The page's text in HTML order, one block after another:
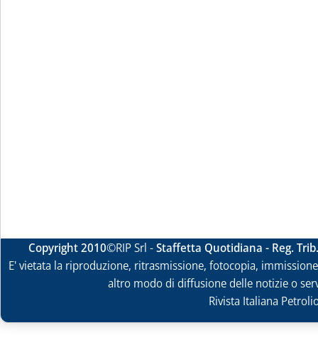
Copyright 2010©RIP Srl -Staffetta Quotidiana - Reg.
E' vietata la riproduzione, ritrasmissione, fotocopia,
altro modo di diffusione delle notizie o
Rivista Italiana